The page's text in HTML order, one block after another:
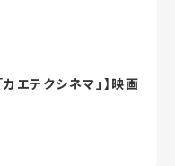
エテクシネマ」】映画